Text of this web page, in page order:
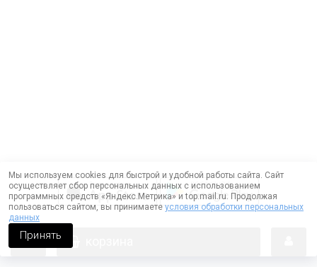
Мы используем cookies для быстрой и удобной работы сайта. Сайт
осуществляет сбор персональных данных с использованием
программных средств «Яндекс.Метрика» и top.mail.ru. Продолжая
пользоваться сайтом, вы принимаете условия обработки персональных
данных
Принять